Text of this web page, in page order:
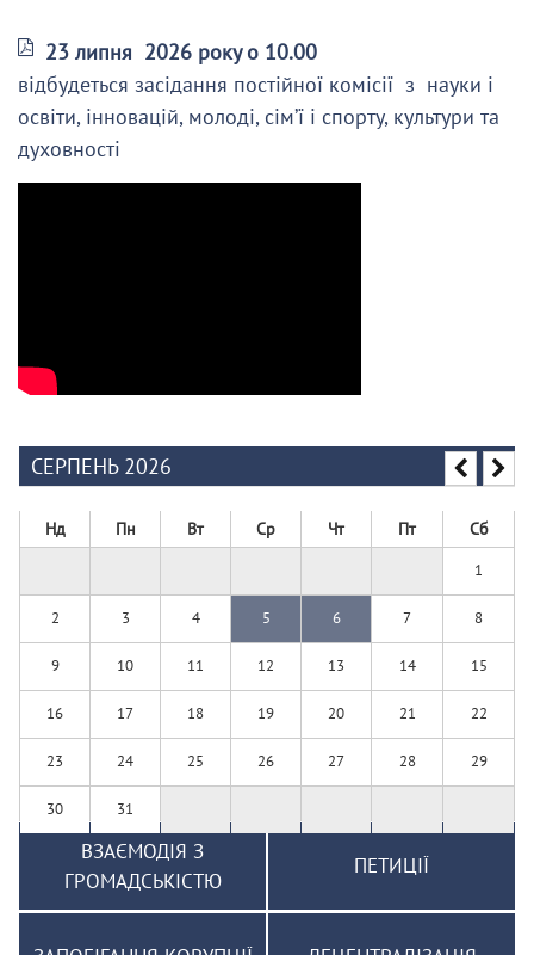
23 липня 2026 року о 10.00
відбудеться засідання постійної комісії з науки і
освіти, інновацій, молоді, сім’ї і спорту, культури та
духовності
СЕРПЕНЬ 2026
Нд Пн Вт Ср Чт Пт Сб
1
2 3 4 5 6 7 8
9 10 11 12 13 14 15
16 17 18 19 20 21 22
23 24 25 26 27 28 29
30 31
ВЗАЄМОДІЯ З
ГРОМАДСЬКІСТЮ
ПЕТИЦІЇ